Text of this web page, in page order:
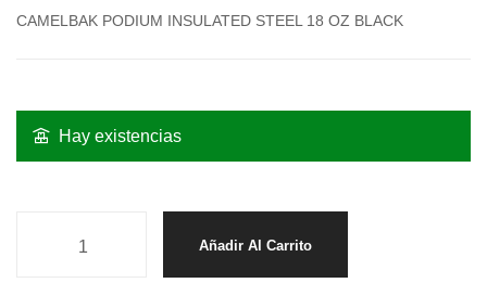
CAMELBAK PODIUM INSULATED STEEL 18 OZ BLACK
Hay existencias
Añadir Al Carrito